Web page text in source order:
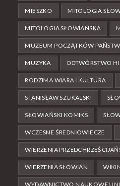
MIESZKO MITOLOGIA
MITOLOGIA SŁOWIAŃSKA
MUZEUM POCZĄTKÓW
MUZYKA ODTWÓRSTWO
RODZIMA WIARA I KULTURA
STANISŁAW SZUKALSKI
SŁOWIAŃSKI KOMIKS
WCZESNE ŚREDNIOWIECZE
WIERZENIA
WIERZENIA SŁOWIAN
WYDAWNICTWO NAUKOWE